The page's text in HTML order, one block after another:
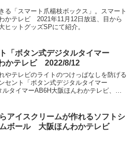
る「スマート爪楊枝ボックス」。スマート
かテレビ 2021年11月12日放送、目から
ヒットグッズSPにて紹介。
「ボタン式デジタルタイマー
かテレビ 2022/8/12
やテレビのライトのつけっぱなしを防げる
セント「ボタン式デジタルタイマー
タイマーAB6H大阪ほんわかテレビ、
アイスクリームが作れるソフトシ
ムボール 大阪ほんわかテレビ